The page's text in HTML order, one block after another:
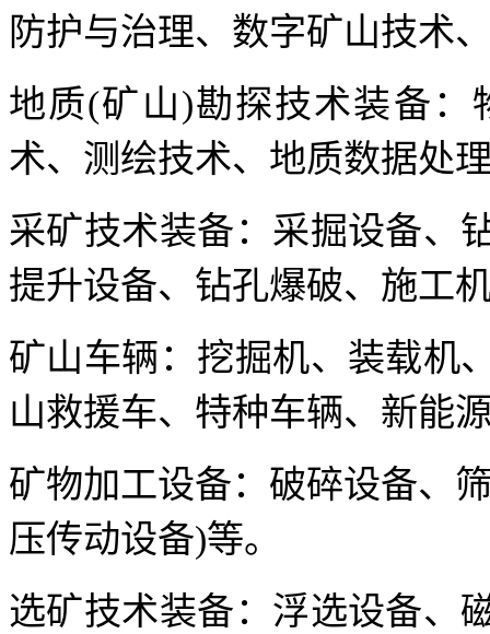
防护与治理、数字矿山技术
地质(矿山)勘探技术装备：
术、测绘技术、地质数据处
采矿技术装备：采掘设备、
提升设备、钻孔爆破、施工
矿山车辆：挖掘机、装载机
山救援车、特种车辆、新能
矿物加工设备：破碎设备、
压传动设备)等。
选矿技术装备：浮选设备、